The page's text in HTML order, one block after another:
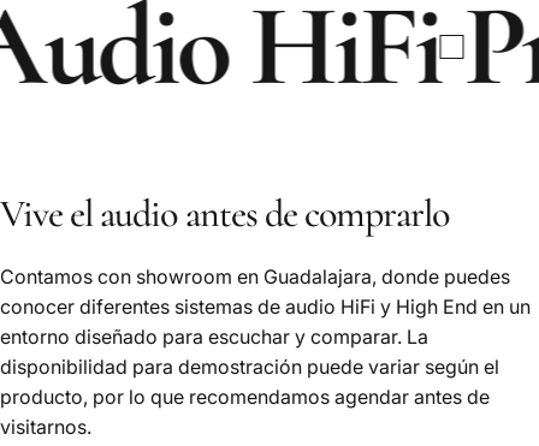
HiFi
Vive el audio antes de comprarlo
Contamos con showroom en Guadalajara, donde puedes
conocer diferentes sistemas de audio HiFi y High End en un
entorno diseñado para escuchar y comparar. La
disponibilidad para demostración puede variar según el
producto, por lo que recomendamos agendar antes de
visitarnos.